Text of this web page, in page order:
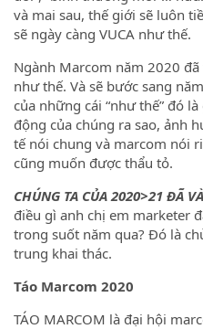
và mai sau, thế giới sẽ luôn
sẽ ngày càng VUCA như thế.
Ngành Marcom năm 2020
như thế. Và sẽ bước sang
của những cái “như thế” đó
động của chúng ra sao, ảnh
tế nói chung và marcom nói
cũng muốn được thẩu tỏ.
CHÚNG TA CỦA 2020>21 ĐÃ
điều gì anh chị em marketer
trong suốt năm qua? Đó là
trung khai thác.
Táo Marcom 2020
TÁO MARCOM là đại hội